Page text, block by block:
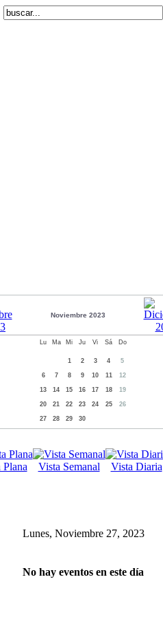
Noviembre 2023
Lu Ma Mi Ju Vi Sá Do
1 2 3 4 5
6 7 8 9 10 11 12
13 14 15 16 17 18 19
20 21 22 23 24 25 26
27 28 29 30
Plana Vista Semanal Vista Diaria
Lunes, Noviembre 27, 2023
No hay eventos en este día